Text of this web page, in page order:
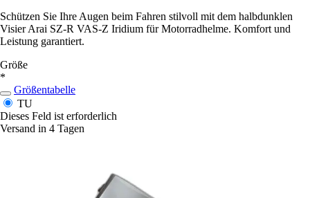
Schützen Sie Ihre Augen beim Fahren stilvoll mit dem halbdunklen
Visier Arai SZ-R VAS-Z Iridium für Motorradhelme. Komfort und
Leistung garantiert.
Größe
*
Größentabelle
TU
Dieses Feld ist erforderlich
Versand in 4 Tagen